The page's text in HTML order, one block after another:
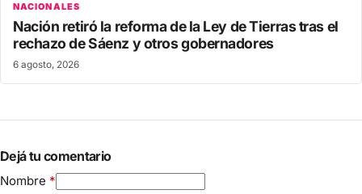
NACIONALES
Nación retiró la reforma de la Ley de Tierras tras el
rechazo de Sáenz y otros gobernadores
6 agosto, 2026
Dejá tu comentario
Nombre *